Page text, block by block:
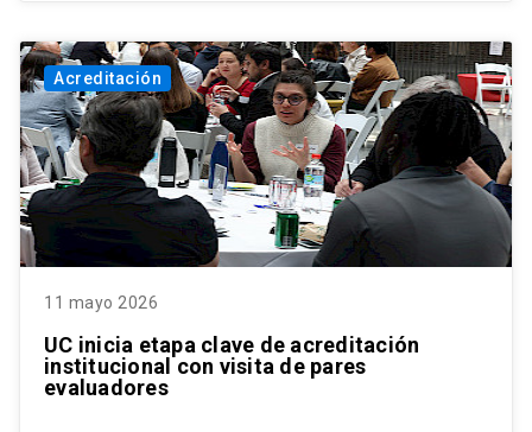
Acreditación
11 mayo 2026
UC inicia etapa clave de acreditación
institucional con visita de pares
evaluadores